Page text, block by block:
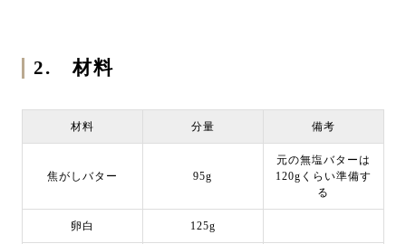
2. 材料
材料 分量 備考
焦がしバター 95g
元の無塩バターは
120gくらい準備す
る
卵白 125g